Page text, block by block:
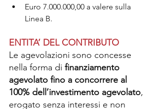
Euro 7.000.000,00 a valere sulla
Linea B.
ENTITA’ DEL CONTRIBUTO
Le agevolazioni sono concesse
nella forma di finanziamento
agevolato fino a concorrere al
100% dell’investimento agevolato,
erogato senza interessi e non